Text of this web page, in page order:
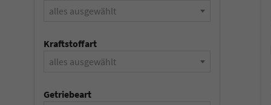
alles ausgewählt
Kraftstoffart
alles ausgewählt
Getriebeart